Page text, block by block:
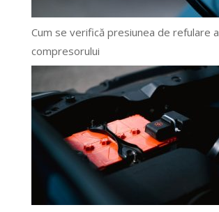
Cum se verifică presiunea de refulare a
compresorului